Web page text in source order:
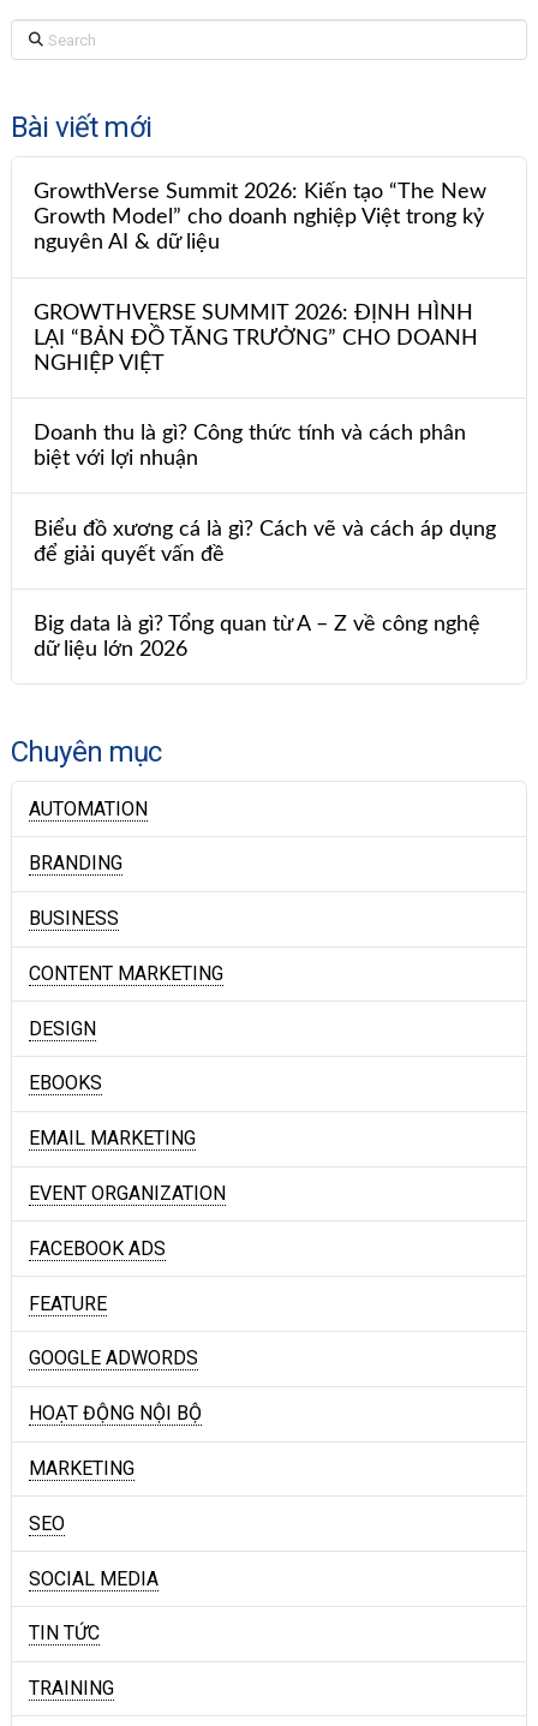
Search
Bài viết mới
GrowthVerse Summit 2026: Kiến tạo “The New
Growth Model” cho doanh nghiệp Việt trong kỷ
nguyên AI & dữ liệu
GROWTHVERSE SUMMIT 2026: ĐỊNH HÌNH
LẠI “BẢN ĐỒ TĂNG TRƯỞNG” CHO DOANH
NGHIỆP VIỆT
Doanh thu là gì? Công thức tính và cách phân
biệt với lợi nhuận
Biểu đồ xương cá là gì? Cách vẽ và cách áp dụng
để giải quyết vấn đề
Big data là gì? Tổng quan từ A – Z về công nghệ
dữ liệu lớn 2026
Chuyên mục
AUTOMATION
BRANDING
BUSINESS
CONTENT MARKETING
DESIGN
EBOOKS
EMAIL MARKETING
EVENT ORGANIZATION
FACEBOOK ADS
FEATURE
GOOGLE ADWORDS
HOẠT ĐỘNG NỘI BỘ
MARKETING
SEO
SOCIAL MEDIA
TIN TỨC
TRAINING